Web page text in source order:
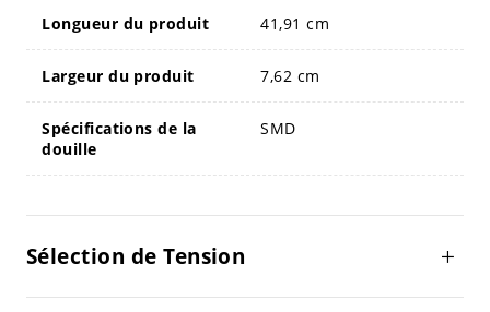
Longueur du produit 41,91 cm
Largeur du produit 7,62 cm
Spécifications de la
douille
SMD
Sélection de Tension